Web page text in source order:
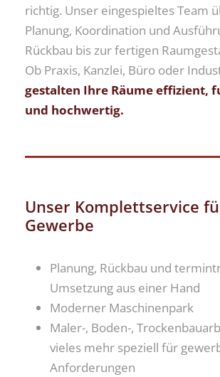
richtig. Unser eingespieltes Team
Planung, Koordination und
Rückbau bis zur fertigen
Ob Praxis, Kanzlei, Büro oder
gestalten Ihre Räume effizient,
und hochwertig.
Unser Komplettservice
Gewerbe
Planung, Rückbau und
Umsetzung aus einer Hand
Moderner Maschinenpark
Maler-, Boden-,
vieles mehr speziell für
Anforderungen